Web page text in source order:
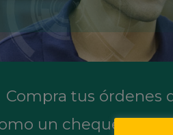
Compra tus órdenes
un cheque para